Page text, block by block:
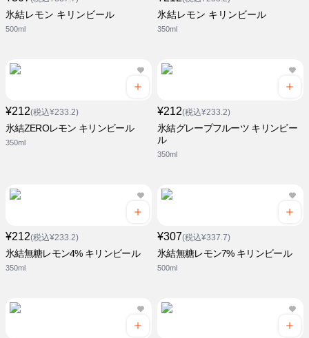
氷結レモン キリンビール
500ml
氷結レモン キリンビール
350ml
¥212(税込¥233.2)
氷結ZEROレモン キリンビール
350ml
¥212(税込¥233.2)
氷結グレープフルーツ キリンビー
ル
350ml
¥212(税込¥233.2)
氷結無糖レモン4% キリンビール
350ml
¥307(税込¥337.7)
氷結無糖レモン7% キリンビール
500ml